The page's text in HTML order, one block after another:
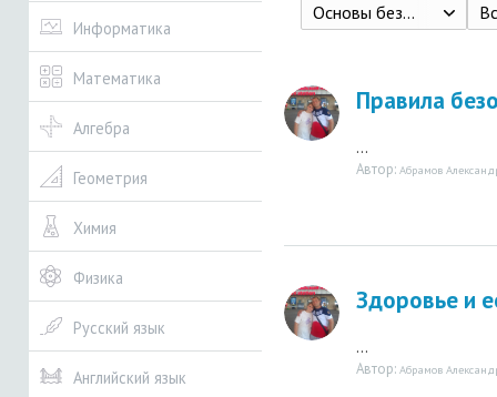
Информатика
Математика
Алгебра
Геометрия
Химия
Физика
Русский язык
Английский язык
Основы безопасности жизнедеятельности: 5-й класс: учебник, Хренников Б. О., Гололобов Н. В., Льняная Л. И.,Маслов М. В.; под ред. Егорова С. Н., Акционерное общество "Издательство "Просвещение" 2022
Правила
...
Автор: Абрамов
Здоровье и
...
Автор: Абрамов